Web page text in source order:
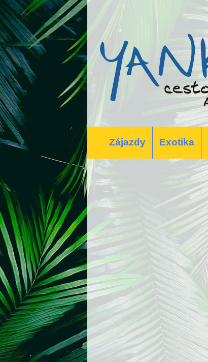
Zájazdy Exotika